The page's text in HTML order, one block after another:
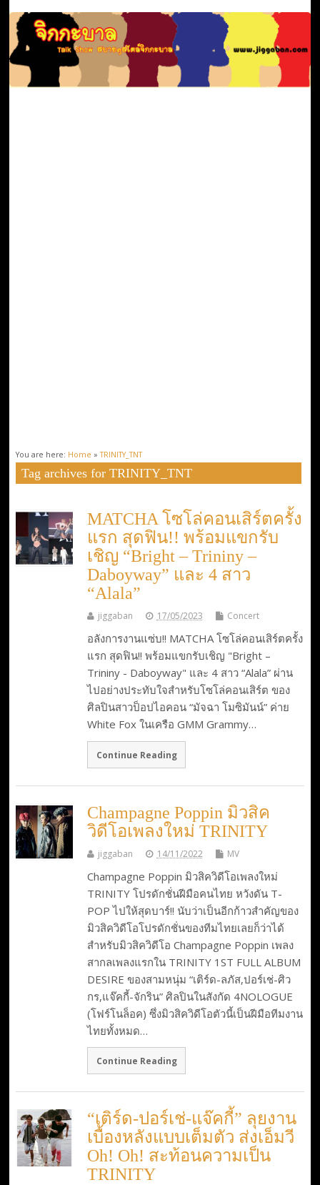
You are here: Home »TRINITY_TNT
Tag archives for TRINITY_TNT
MATCHA โซโล่คอนเสิร์ตครั้ง
แรก สุดฟิน!! พร้อมแขกรับ
เชิญ “Bright – Trininy –
Daboyway” และ 4 สาว
“Alala”
jiggaban 17/05/2023 Concert
อลังการงานแซ่บ!! MATCHA โซโล่คอนเสิร์ตครั้ง
แรก สุดฟิน!! พร้อมแขกรับเชิญ "Bright –
Trininy - Daboyway" และ 4 สาว “Alala” ผ่าน
ไปอย่างประทับใจสำหรับโซโล่คอนเสิร์ต ของ
ศิลปินสาวป็อปไอคอน “มัจฉา โมซิมันน์” ค่าย
White Fox ในเครือ GMM Grammy…
Continue Reading
Champagne Poppin มิวสิค
วิดีโอเพลงใหม่ TRINITY
jiggaban 14/11/2022 MV
Champagne Poppin มิวสิควิดีโอเพลงใหม่
TRINITY โปรดักชั่นฝีมือคนไทย หวังดัน T-
POP ไปให้สุดบาร์!! นับว่าเป็นอีกก้าวสำคัญของ
มิวสิควิดีโอโปรดักชั่นของทีมไทยเลยก็ว่าได้
สำหรับมิวสิควิดีโอ Champagne Poppin เพลง
สากลเพลงแรกใน TRINITY 1ST FULL ALBUM
DESIRE ของสามหนุ่ม “เติร์ด-ลภัส,ปอร์เช่-ศิว
กร,แจ๊คกี้-จักริน” ศิลปินในสังกัด 4NOLOGUE
(โฟร์โนล็อค) ซึ่งมิวสิควิดีโอตัวนี้เป็นฝีมือทีมงาน
ไทยทั้งหมด…
Continue Reading
“เติร์ด-ปอร์เช่-แจ๊คกี้” ลุยงาน
เบื้องหลังแบบเต็มตัว ส่งเอ็มวี
Oh! Oh! สะท้อนความเป็น
TRINITY